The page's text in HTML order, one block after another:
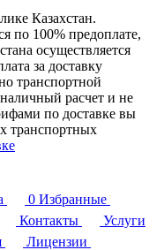
Казахстан.
по 100% предоплате,
осуществляется
за доставку
транспортной
расчет и не
по доставке вы
транспортных
0 Избранные
Контакты
Услуги
Лицензии